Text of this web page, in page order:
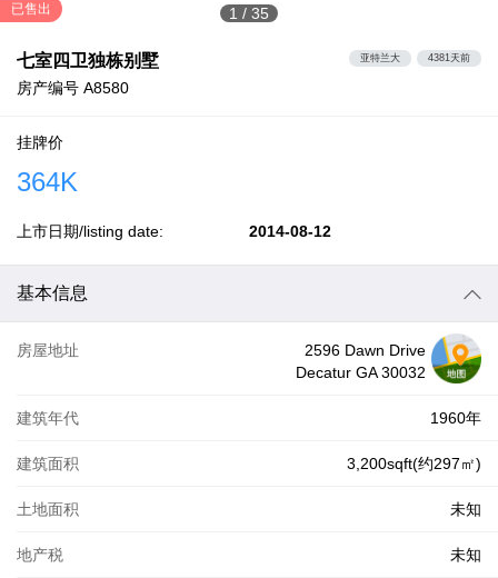
1 / 35
已售出
七室四卫独栋别墅
房产编号 A8580
亚特兰大 4381天前
挂牌价
364K
上市日期/listing date: 2014-08-12
基本信息
房屋地址
2596 Dawn Drive
Decatur GA 30032
建筑年代 1960年
建筑面积 3,200sqft(约297㎡)
土地面积 未知
地产税 未知